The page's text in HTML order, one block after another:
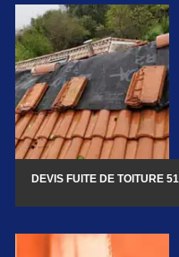
DEVIS FUITE DE TOITURE 51